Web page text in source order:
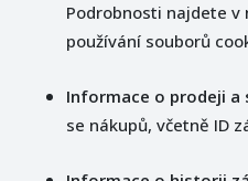
Podrobnosti najdete v
používání souborů
Informace o prodeji a
se nákupů, včetně ID